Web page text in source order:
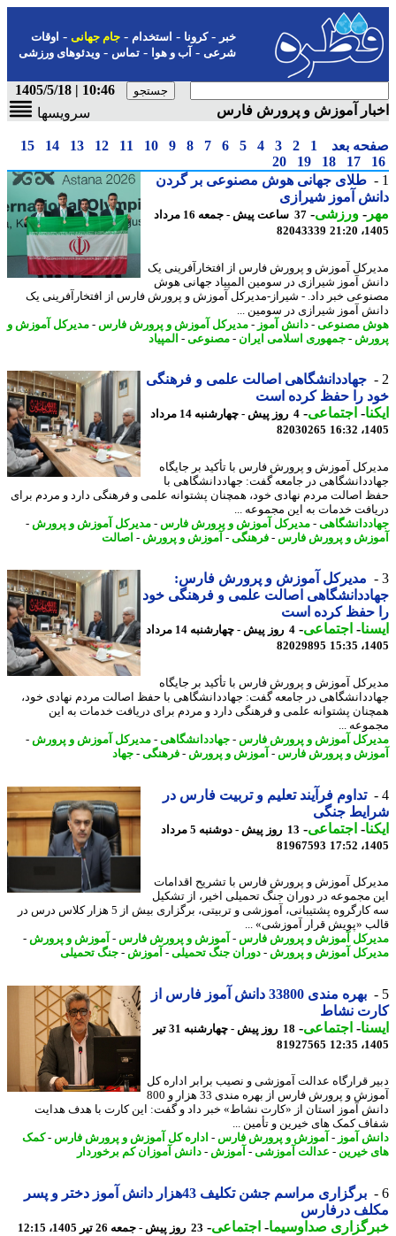
-کرونا-استخدام- جام جهانی-اوقات
شرعی-آب و هوا-تماس-ویدئوهای ورزشی
10:46 | 1405/5/18
آموزش و پرورش فارس
سرویسها
بعد 1
2
3
4
5
6
7
8
9
10
11
12
13
14
15
17
18
19
20
طلای جهانی هوش مصنوعی بر گردن
آموز شیرازی
-ورزشی-
37 ساعت پیش - جمعه 16 مرداد
82043339
آموزش و پرورش فارس از افتخارآفرینی یک
آموز شیرازی در سومین المپیاد جهانی هوش
خبر داد. - شیراز-مدیرکل آموزش و پرورش فارس از افتخارآفرینی یک
آموز شیرازی در سومین ...
مصنوعی-دانش آموز -مدیرکل آموزش و پرورش فارس-مدیرکل آموزش و
-جمهوری اسلامی ایران - مصنوعی-المپیاد
جهاددانشگاهی اصالت علمی و فرهنگی
را حفظ کرده است
-اجتماعی-
4 روز پیش - چهارشنبه 14 مرداد
82030265
آموزش و پرورش فارس با تأکید بر جایگاه
در جامعه گفت: جهاددانشگاهی با
اصالت مردم نهادی خود، همچنان پشتوانه علمی و فرهنگی دارد و مردم برای
خدمات به این مجموعه ...
-مدیرکل آموزش و پرورش فارس-مدیرکل آموزش و پرورش-
و پرورش فارس-فرهنگی-آموزش و پرورش-اصالت
مدیرکل آموزش و پرورش فارس:
اصالت علمی و فرهنگی خود
حفظ کرده است
-اجتماعی-
4 روز پیش - چهارشنبه 14 مرداد
82029895
آموزش و پرورش فارس با تأکید بر جایگاه
در جامعه گفت: جهاددانشگاهی با حفظ اصالت مردم نهادی خود،
پشتوانه علمی و فرهنگی دارد و مردم برای دریافت خدمات به این
...
آموزش و پرورش فارس-جهاددانشگاهی-مدیرکل آموزش و پرورش-
و پرورش فارس-آموزش و پرورش-فرهنگی-جهاد
تداوم فرآیند تعلیم و تربیت فارس در
جنگی
-اجتماعی-
13 روز پیش - دوشنبه 5 مرداد
81967593
آموزش و پرورش فارس با تشریح اقدامات
مجموعه در دوران جنگ تحمیلی اخیر، از تشکیل
سه کارگروه پشتیبانی، آموزشی و تربیتی، برگزاری بیش از 5 هزار کلاس درس در
«پویش قرار آموزشی» ...
آموزش و پرورش فارس-آموزش و پرورش فارس-آموزش و پرورش-
آموزش و پرورش-دوران جنگ تحمیلی-آموزش-جنگ تحمیلی
بهره مندی 33800 دانش آموز فارس از
نشاط
-اجتماعی-
18 روز پیش - چهارشنبه 31 تیر
81927565
قرارگاه عدالت آموزشی و نصیب برابر اداره کل
آموزش و پرورش فارس از بهره مندی 33 هزار و 800
آموز استان از «کارت نشاط» خبر داد و گفت: این کارت با هدف هدایت
کمک های خیرین و تأمین ...
آموز -آموزش و پرورش فارس-اداره کل آموزش و پرورش فارس-کمک
خیرین- عدالت آموزشی -آموزش-دانش آموزان کم برخوردار
برگزاری مراسم جشن تکلیف 43هزار دانش آموز دختر و پسر
درفارس
صداوسیما-اجتماعی-23 روز پیش - جمعه 26 تیر 1405، 12:15